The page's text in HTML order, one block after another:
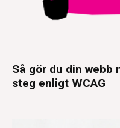
Så gör du din
steg enligt WCAG